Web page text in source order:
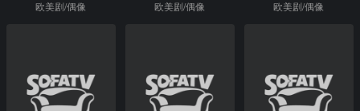
欧美剧/偶像 欧美剧/偶像 欧美剧/偶像